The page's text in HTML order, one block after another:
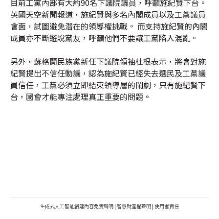
目前工黨內部有大約90名下議院議員，呼籲施紀賢下台。
英國天空新聞報道，施紀賢與多名內閣成員以及工黨議員
會面，試圖避免潛在的領導權挑戰。 而支持施紀賢的內閣
成員亦不斷遊說黨友，呼籲他們不要讓工黨陷入混亂。
另外，蘇格蘭民族黨新任下議院領袖杜根表示，將會對施
紀賢提出不信任動議，認為施紀賢已經失去選民及工黨議
員信任，工黨必須立即結束領導層的鬧劇，只有施紀賢下
台，國會才能專注處理真正重要的問題。
生成式人工智能創建內容免責聲明 | 智慧財產權聲明 | 使用者責任